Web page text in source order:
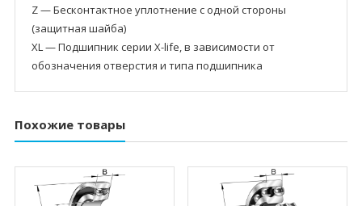
Z — Бесконтактное уплотнение с одной стороны
(защитная шайба)
XL — Подшипник серии X-life, в зависимости от
обозначения отверстия и типа подшипника
Похожие товары